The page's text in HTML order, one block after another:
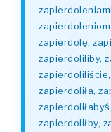
zapierdolę,
zapierdoliliby,
zapierdoliła,
zapierdoliłby,